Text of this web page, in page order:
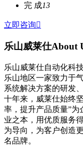
完 成13
立即咨询
乐山威莱仕About
乐山威莱仕自动化科
乐山地区一家致力于
系统解决方案的研发
十年来，威莱仕始终
率，提升产品质量”为
业之本，用优质服务
为导向，为客户创造
名品牌。